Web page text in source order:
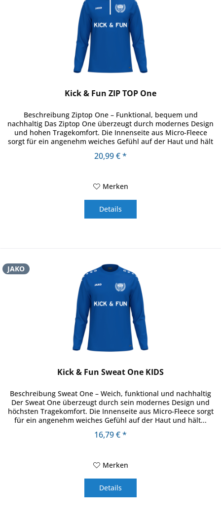
Kick & Fun ZIP TOP One
Beschreibung Ziptop One – Funktional, bequem und
nachhaltig Das Ziptop One überzeugt durch modernes Design
und hohen Tragekomfort. Die Innenseite aus Micro-Fleece
sorgt für ein angenehm weiches Gefühl auf der Haut und hält
20,99 € *
Merken
Details
JAKO
Kick & Fun Sweat One KIDS
Beschreibung Sweat One – Weich, funktional und nachhaltig
Der Sweat One überzeugt durch sein modernes Design und
höchsten Tragekomfort. Die Innenseite aus Micro-Fleece sorgt
für ein angenehm weiches Gefühl auf der Haut und hält...
16,79 € *
Merken
Details